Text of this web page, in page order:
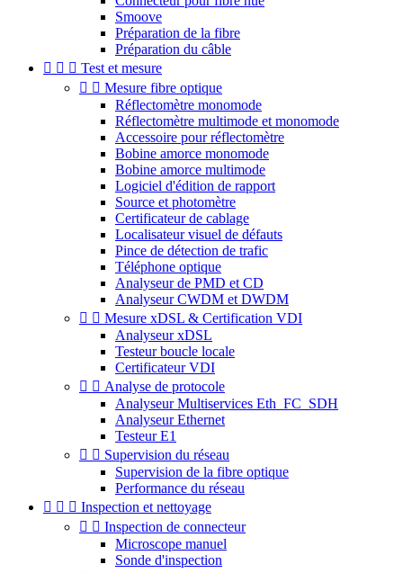
Smoove
Préparation de la fibre
Préparation du câble
   Test et mesure
  Mesure fibre optique
Réflectomètre monomode
Réflectomètre multimode et monomode
Accessoire pour réflectomètre
Bobine amorce monomode
Bobine amorce multimode
Logiciel d'édition de rapport
Source et photomètre
Certificateur de cablage
Localisateur visuel de défauts
Pince de détection de trafic
Téléphone optique
Analyseur de PMD et CD
Analyseur CWDM et DWDM
  Mesure xDSL & Certification VDI
Analyseur xDSL
Testeur boucle locale
Certificateur VDI
  Analyse de protocole
Analyseur Multiservices Eth_FC_SDH
Analyseur Ethernet
Testeur E1
  Supervision du réseau
Supervision de la fibre optique
Performance du réseau
   Inspection et nettoyage
  Inspection de connecteur
Microscope manuel
Sonde d'inspection